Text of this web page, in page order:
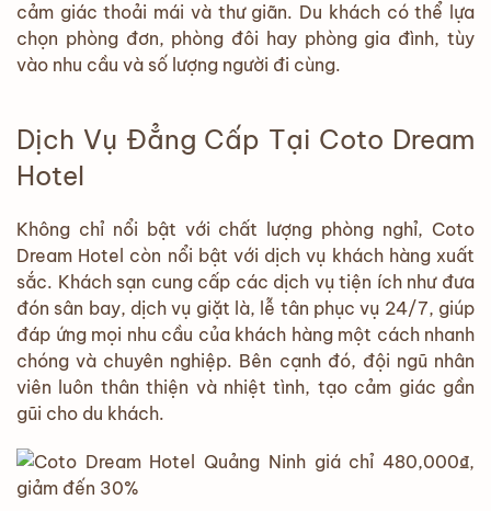
cảm giác thoải mái và thư giãn. Du khách có thể lựa
chọn phòng đơn, phòng đôi hay phòng gia đình, tùy
vào nhu cầu và số lượng người đi cùng.
Dịch Vụ Đẳng Cấp Tại Coto Dream
Hotel
Không chỉ nổi bật với chất lượng phòng nghỉ, Coto
Dream Hotel còn nổi bật với dịch vụ khách hàng xuất
sắc. Khách sạn cung cấp các dịch vụ tiện ích như đưa
đón sân bay, dịch vụ giặt là, lễ tân phục vụ 24/7, giúp
đáp ứng mọi nhu cầu của khách hàng một cách nhanh
chóng và chuyên nghiệp. Bên cạnh đó, đội ngũ nhân
viên luôn thân thiện và nhiệt tình, tạo cảm giác gần
gũi cho du khách.